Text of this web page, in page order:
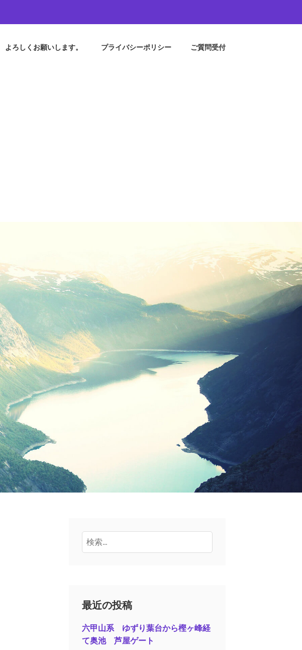
よろしくお願いします。 プライバシーポリシー ご質問受付
検
索:
最近の投稿
六甲山系 ゆずり葉台から樫ヶ峰経
て奥池 芦屋ゲート